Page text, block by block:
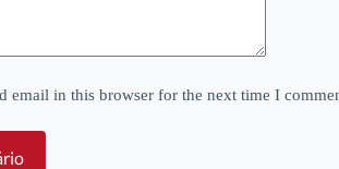
email in this browser for the next time I